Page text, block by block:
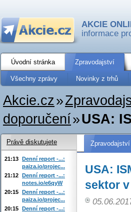
AKCIE
informace
Úvodní stránka Zpravodajství
Všechny zprávy Novinky z trhů
Akcie.cz»
doporučení»USA:
Zpravodajství
USA:
sektor
Právě diskutujete
21:13 Denní report -...:
paiza.io/projec...
21:12 Denní report -...:
notes.io/e6qyW
20:15 Denní report -...:
paiza.io/projec...
20:15 Denní report -...: